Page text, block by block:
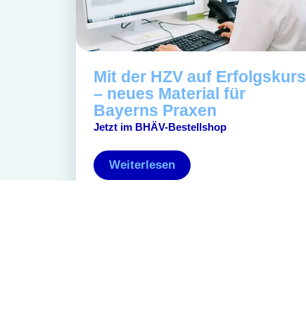
Mit der HZV auf Erfolgskurs
– neues Material für
Bayerns Praxen
Jetzt im BHÄV-Bestellshop
Weiterlesen